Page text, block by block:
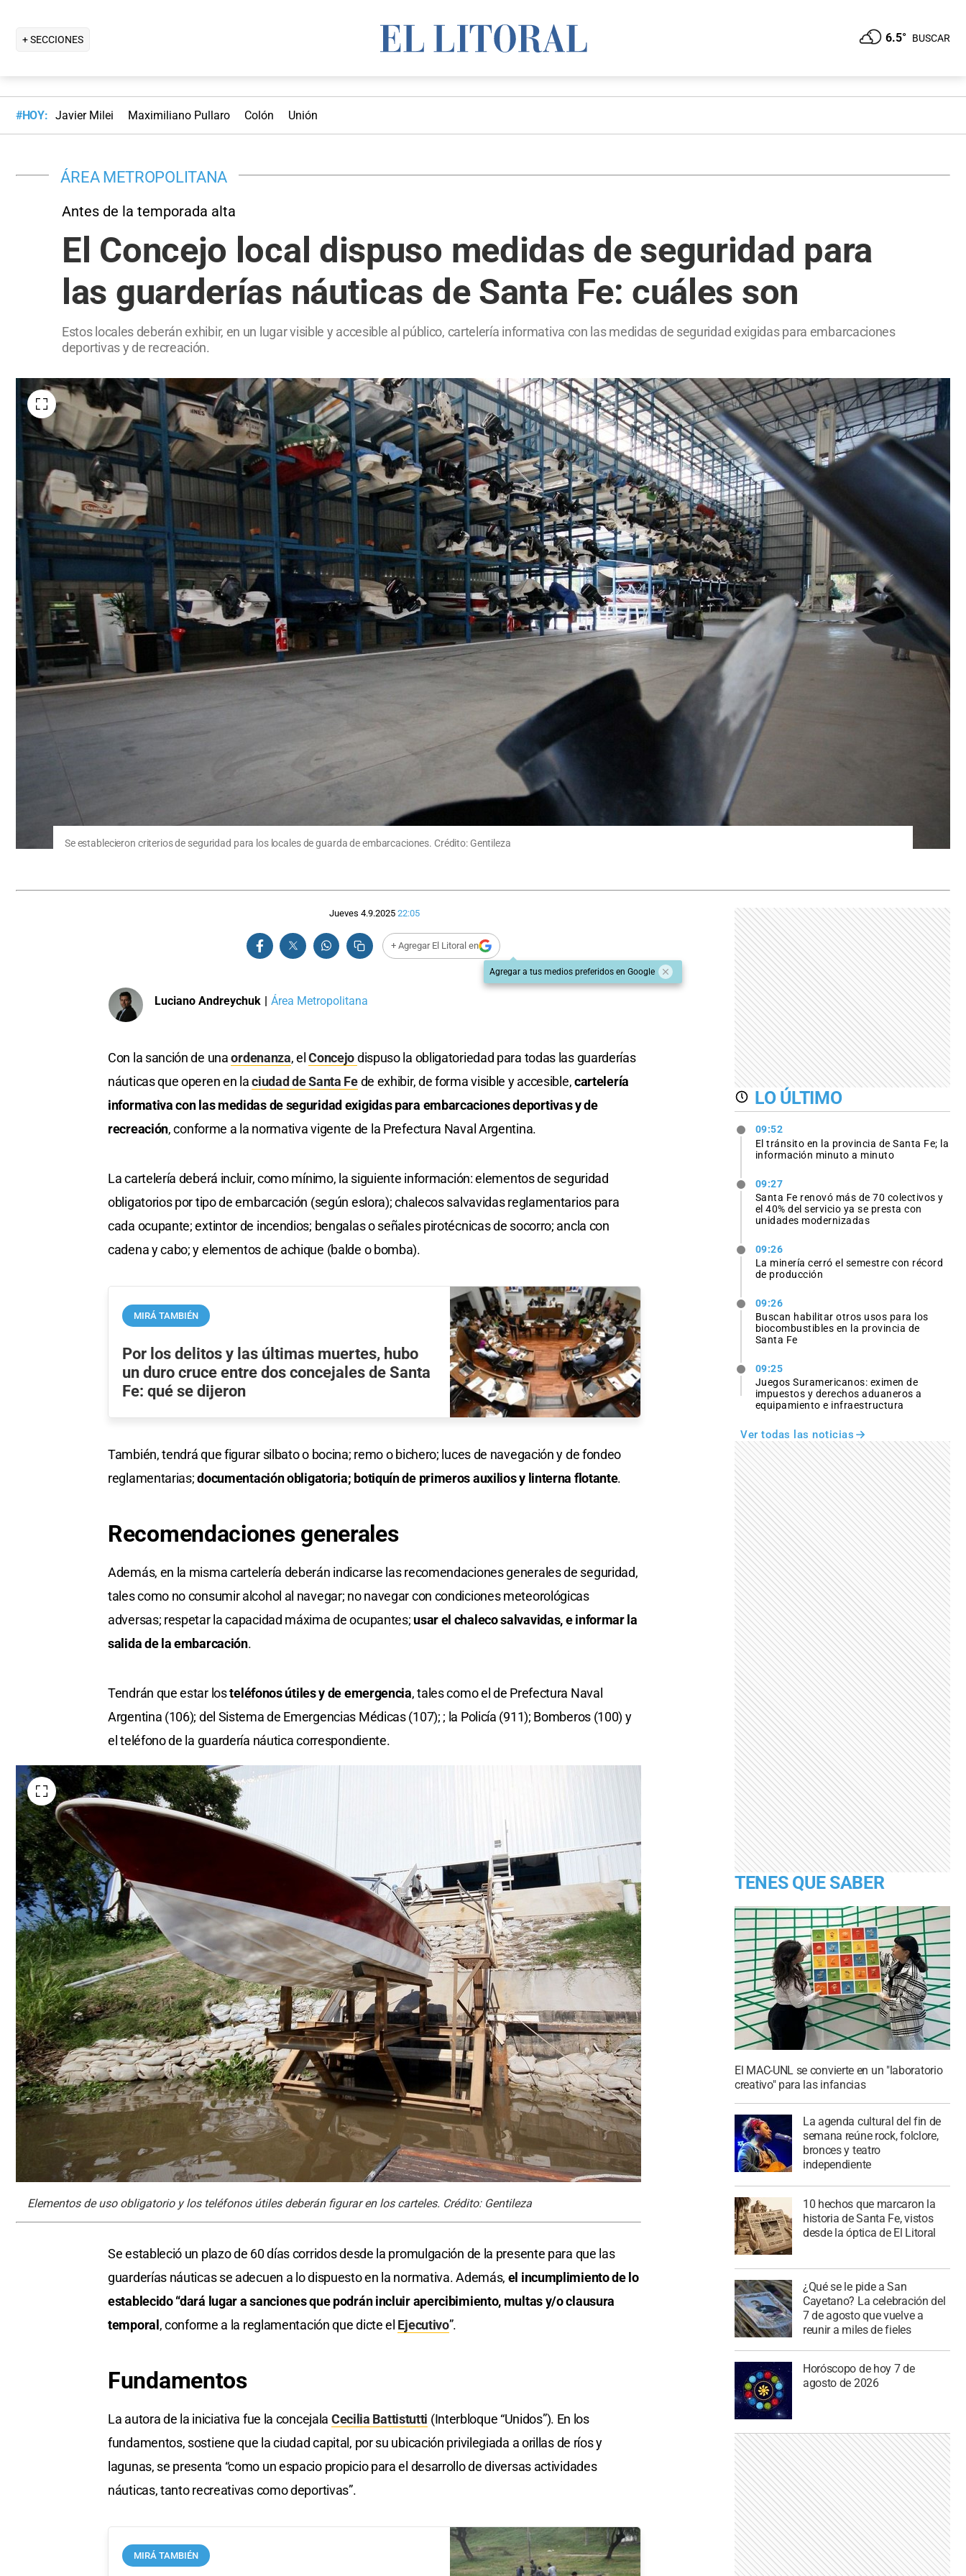
+ SECCIONES 6.5° BUSCAR
#HOY: Javier Milei Maximiliano Pullaro Colón Unión
ÁREA METROPOLITANA
Antes de la temporada alta
El Concejo local dispuso medidas de seguridad para
las guarderías náuticas de Santa Fe: cuáles son
Estos locales deberán exhibir, en un lugar visible y accesible al público, cartelería informativa con las medidas de seguridad exigidas para embarcaciones
deportivas y de recreación.
Se establecieron criterios de seguridad para los locales de guarda de embarcaciones. Crédito: Gentileza
Jueves 4.9.2025 22:05
+ Agregar El Litoral en
Agregar a tus medios preferidos en Google
Luciano Andreychuk | Área Metropolitana
Con la sanción de unaordenanza, elConcejodispuso la obligatoriedad para todas las guarderías
náuticas que operen en laciudad de Santa Fede exhibir, de forma visible y accesible,cartelería
informativa con las medidas de seguridad exigidas para embarcaciones deportivas y de
recreación, conforme a la normativa vigente de la Prefectura Naval Argentina.
La cartelería deberá incluir, como mínimo, la siguiente información: elementos de seguridad
obligatorios por tipo de embarcación (según eslora); chalecos salvavidas reglamentarios para
cada ocupante; extintor de incendios; bengalas o señales pirotécnicas de socorro; ancla con
cadena y cabo; y elementos de achique (balde o bomba).
MIRÁ TAMBIÉN
Por los delitos y las últimas muertes, hubo
un duro cruce entre dos concejales de Santa
Fe: qué se dijeron
También, tendrá que figurar silbato o bocina; remo o bichero; luces de navegación y de fondeo
reglamentarias;documentación obligatoria; botiquín de primeros auxilios y linterna flotante.
Recomendaciones generales
Además, en la misma cartelería deberán indicarse las recomendaciones generales de seguridad,
tales como no consumir alcohol al navegar; no navegar con condiciones meteorológicas
adversas; respetar la capacidad máxima de ocupantes; usar el chaleco salvavidas, e informar la
salida de la embarcación.
Tendrán que estar losteléfonos útiles y de emergencia, tales como el de Prefectura Naval
Argentina (106); del Sistema de Emergencias Médicas (107); ; la Policía (911); Bomberos (100) y
el teléfono de la guardería náutica correspondiente.
Elementos de uso obligatorio y los teléfonos útiles deberán figurar en los carteles. Crédito: Gentileza
Se estableció un plazo de 60 días corridos desde la promulgación de la presente para que las
guarderías náuticas se adecuen a lo dispuesto en la normativa. Además, el incumplimiento de lo
establecido “dará lugar a sanciones que podrán incluir apercibimiento, multas y/o clausura
temporal , conforme a la reglamentación que dicte el Ejecutivo”.
Fundamentos
La autora de la iniciativa fue la concejala Cecilia Battistutti (Interbloque “Unidos”). En los
fundamentos, sostiene que la ciudad capital, por su ubicación privilegiada a orillas de ríos y
lagunas, se presenta “como un espacio propicio para el desarrollo de diversas actividades
náuticas, tanto recreativas como deportivas”.
MIRÁ TAMBIÉN
LO ÚLTIMO
09:52
El tránsito en la provincia de Santa Fe; la
información minuto a minuto
09:27
Santa Fe renovó más de 70 colectivos y
el 40% del servicio ya se presta con
unidades modernizadas
09:26
La minería cerró el semestre con récord
de producción
09:26
Buscan habilitar otros usos para los
biocombustibles en la provincia de
Santa Fe
09:25
Juegos Suramericanos: eximen de
impuestos y derechos aduaneros a
equipamiento e infraestructura
Ver todas las noticias
TENES QUE SABER
El MAC-UNL se convierte en un "laboratorio
creativo" para las infancias
La agenda cultural del fin de
semana reúne rock, folclore,
bronces y teatro
independiente
10 hechos que marcaron la
historia de Santa Fe, vistos
desde la óptica de El Litoral
¿Qué se le pide a San
Cayetano? La celebración del
7 de agosto que vuelve a
reunir a miles de fieles
Horóscopo de hoy 7 de
agosto de 2026